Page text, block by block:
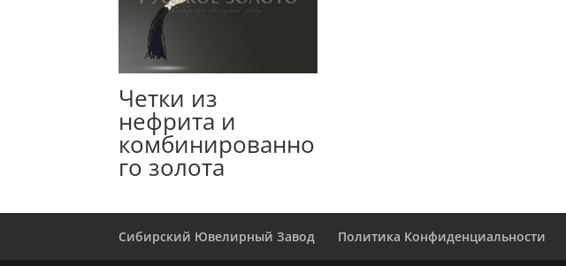
Четки из
нефрита и
комбинированно
го золота
Сибирский Ювелирный Завод Политика Конфиденциальности